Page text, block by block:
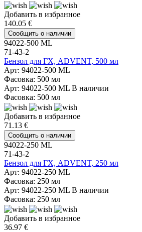
Добавить в избранное
140.05 €
Сообщить о наличии
94022-500 ML
71-43-2
Бензол для ГХ, ADVENT, 500 мл
Арт: 94022-500 ML
Фасовка: 500 мл
Арт: 94022-500 ML В наличии
Фасовка: 500 мл
Добавить в избранное
71.13 €
Сообщить о наличии
94022-250 ML
71-43-2
Бензол для ГХ, ADVENT, 250 мл
Арт: 94022-250 ML
Фасовка: 250 мл
Арт: 94022-250 ML В наличии
Фасовка: 250 мл
Добавить в избранное
36.97 €